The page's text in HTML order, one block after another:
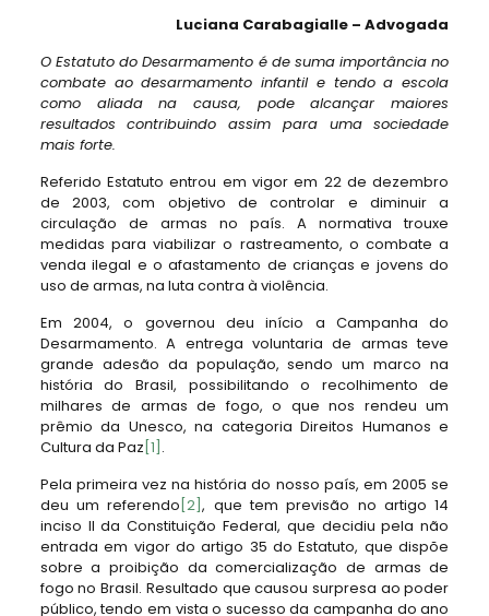
Luciana Carabagialle – Advogada
O Estatuto do Desarmamento é de suma importância no
combate ao desarmamento infantil e tendo a escola
como aliada na causa, pode alcançar maiores
resultados contribuindo assim para uma sociedade
mais forte.
Referido Estatuto entrou em vigor em 22 de dezembro
de 2003, com objetivo de controlar e diminuir a
circulação de armas no país. A normativa trouxe
medidas para viabilizar o rastreamento, o combate a
venda ilegal e o afastamento de crianças e jovens do
uso de armas, na luta contra à violência.
Em 2004, o governou deu início a Campanha do
Desarmamento. A entrega voluntaria de armas teve
grande adesão da população, sendo um marco na
história do Brasil, possibilitando o recolhimento de
milhares de armas de fogo, o que nos rendeu um
prêmio da Unesco, na categoria Direitos Humanos e
Cultura da Paz [1] .
Pela primeira vez na história do nosso país, em 2005 se
deu um referendo [2], que tem previsão no artigo 14
inciso II da Constituição Federal, que decidiu pela não
entrada em vigor do artigo 35 do Estatuto, que dispõe
sobre a proibição da comercialização de armas de
fogo no Brasil. Resultado que causou surpresa ao poder
público, tendo em vista o sucesso da campanha do ano